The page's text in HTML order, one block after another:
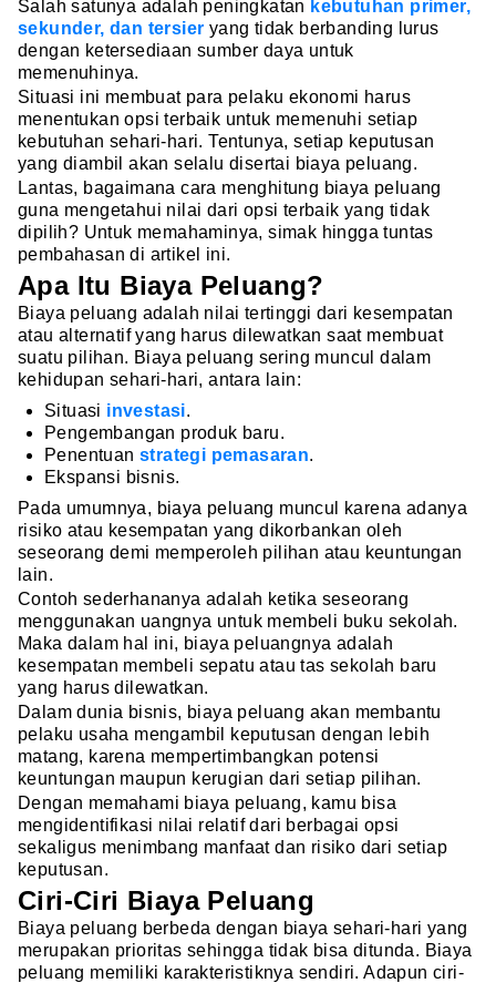
Salah satunya adalah peningkatan kebutuhan primer,
sekunder, dan tersier yang tidak berbanding lurus
dengan ketersediaan sumber daya untuk
memenuhinya.
Situasi ini membuat para pelaku ekonomi harus
menentukan opsi terbaik untuk memenuhi setiap
kebutuhan sehari-hari. Tentunya, setiap keputusan
yang diambil akan selalu disertai biaya peluang.
Lantas, bagaimana cara menghitung biaya peluang
guna mengetahui nilai dari opsi terbaik yang tidak
dipilih? Untuk memahaminya, simak hingga tuntas
pembahasan di artikel ini.
Apa Itu Biaya Peluang?
Biaya peluang adalah nilai tertinggi dari kesempatan
atau alternatif yang harus dilewatkan saat membuat
suatu pilihan. Biaya peluang sering muncul dalam
kehidupan sehari-hari, antara lain:
Situasi investasi.
Pengembangan produk baru.
Penentuan strategi pemasaran.
Ekspansi bisnis.
Pada umumnya, biaya peluang muncul karena adanya
risiko atau kesempatan yang dikorbankan oleh
seseorang demi memperoleh pilihan atau keuntungan
lain.
Contoh sederhananya adalah ketika seseorang
menggunakan uangnya untuk membeli buku sekolah.
Maka dalam hal ini, biaya peluangnya adalah
kesempatan membeli sepatu atau tas sekolah baru
yang harus dilewatkan.
Dalam dunia bisnis, biaya peluang akan membantu
pelaku usaha mengambil keputusan dengan lebih
matang, karena mempertimbangkan potensi
keuntungan maupun kerugian dari setiap pilihan.
Dengan memahami biaya peluang, kamu bisa
mengidentifikasi nilai relatif dari berbagai opsi
sekaligus menimbang manfaat dan risiko dari setiap
keputusan.
Ciri-Ciri Biaya Peluang
Biaya peluang berbeda dengan biaya sehari-hari yang
merupakan prioritas sehingga tidak bisa ditunda. Biaya
peluang memiliki karakteristiknya sendiri. Adapun ciri-